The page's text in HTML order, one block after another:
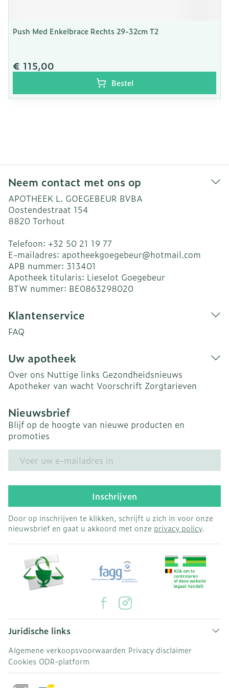
Push Med Enkelbrace Rechts 29-32cm T2
€ 115,00
Bestel
Neem contact met ons op
APOTHEEK L. GOEGEBEUR BVBA
Oostendestraat 154
8820 Torhout
Telefoon: +32 50 21 19 77
E-mailadres: apotheekgoegebeur@hotmail.com
APB nummer: 313401
Apotheek titularis: Lieselot Goegebeur
BTW nummer: BE0863298020
Klantenservice
FAQ
Uw apotheek
Over ons Nuttige links Gezondheidsnieuws
Apotheker van wacht Voorschrift Zorgtarieven
Nieuwsbrief
Blijf op de hoogte van nieuwe producten en
promoties
Inschrijven
Door op inschrijven te klikken, schrijft u zich in voor onze
nieuwsbrief en gaat u akkoord met onze privacy policy.
Juridische links
Algemene verkoopsvoorwaarden Privacy disclaimer
Cookies ODR-platform